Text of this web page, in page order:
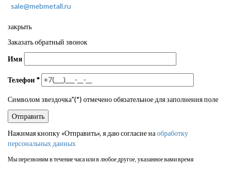
sale@mebmetall.ru
закрыть
Заказать обратный звонок
Имя
Телефон *
Символом звездочка"(*) отмечено обязательное для заполнения поле
Нажимая кнопку «Отправить», я даю согласие наобработку
персональных данных
Мы перезвоним в течение часа или в любое другое, указанное вами время